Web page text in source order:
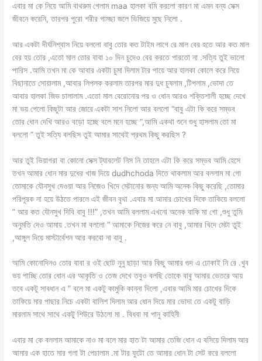
এবার মা কে নিয়ে আমি বাথরুম গেলাম maa হালকা বমি করলো কারণ মা এমন বন্য সেক্স
জীবনে করেনি, তারপর পুরো শরীর গামছা জলে ভিজিয়ে মুছে নিলো .
আর একটা দীর্ঘনিশ্বাস নিয়ে বললো বাবু তোর কত টাইম লাগে রে মাল বের হতে আর কত মাল
বের হয় তোর ,এতো মাল তোর বাবা ১০ দিন চুদেও বের করতে পারতো না .সত্যি তুই ভালো
পারিস .আমি তখন মা কে আবার একটা চুমা দিলাম টার পায়ে আর হালকা কোলে করে নিয়ে
বিছানাতে সোয়ালাম ,আবার লিপলক করলাম তারপর মার দুধ চুষলাম ,টিপলাম ,ভোদা তে
আবার হালকা জিভ চালালাম .এতো মাল বেরোনোর পর ও ধোন আরও শক্তিশালী হচ্ছে দেখে
মা ভয় পেলো কিছুটা আর জোরে একটা সাশ নিলো আর বললো “বাবু এটা কি করে সম্ভব
তোর ধোন দেখি আরও বড়ো হচ্ছে বলে মনে হচ্ছে “,আমি একথা শুনে শুধু হাসলাম তো মা
বললো ” তুই সত্যি বলছিস তুই আমার সাথেই প্রথম কিছু করছিস ?
আর তুই ভিয়াগরা বা কোনো সেক্স ট্যাবলেট নিস নি তাহলে এটা কি করে সম্ভব আমি হেসে
তখন আমার ধোন মার দুধের খাজ দিয়ে dudhchoda দিতে থাকলাম আর বললাম মা গো
তোমাকে যৌনসুখ দেওয়া আর নিজেও খিদে মেটানোর জন্য আমি অনেক কিছু করেছি ,তোমার
পরিপূরক না হয়ে উঠতে পারলে এই জীবন বৃথা .এবার মা আমার চোখের দিকে তাকিয়ে বললো
” আর কত যৌনসুখ দিবি বাবু !!!” ,তখন আমি বললাম এখনো অনেক বাকি মা গো ,শুধু তুমি
অনুমতি দেও আমায় .তখন মা বললো ” আমাকে নিজের করে নে বাবু ,আমার খিদে মেটা তুই
,আঙ্গুল দিয়ে মাস্টার্বেশন আর করবো না বাবু .
আমি কোনোদিনও তোর বাবা র ওই ছোট নুনু ছাড়া আর কিছু আমার গুদ এ ঢোকাই নি রে .খুব
ভয় পাচ্ছি তোর ধোন এর আকৃতি ও তেজ দেখে তবুও বলছি তোকে বাবু আমার ভেতরে আয়
তবে একটু সাবধান এ ” বলে মা একটু কামুকি কান্না দিলো ,এবার আমি মার চোখের দিকে
তাকিয়ে মার পাছার নিচে একটা বালিশ দিলাম আর ধোন দিয়ে মার ভোদা তে একটু বাড়ি
মারলাম সাথে সাথে একটু শিউরে উঠলো মা . বিধবা মা পানু কাহিনী
এবার মা কে বললাম আমাকে নাও মা বলে মার হাত টা আমার তেজি ধোন এ বসিয়ে দিলাম আর
আমার এক হাতে মার গলা টা পেচালাম .মা টার ফুটো তে আমার ধোন টা সেট করে বললো